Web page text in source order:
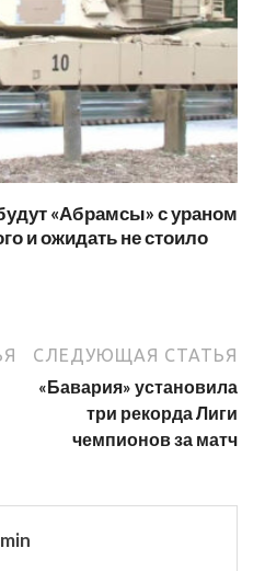
«Абрамсы» с ураном
и ожидать не стоило
СЛЕДУЮЩАЯ СТАТЬЯ
«Бавария» установила
три рекорда Лиги
чемпионов за матч